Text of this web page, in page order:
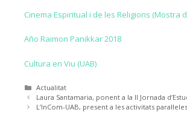
Cinema Espiritual i de les Religions (Mostra
Año Raimon Panikkar 2018
Cultura en Viu (UAB)
Categories
Actualitat
Laura Santamaria, ponent a la II Jornada
L’InCom-UAB, present a les activitats